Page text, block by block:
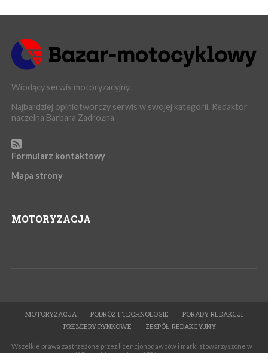
Wiodący serwis motoryzacyjny.
Najbardziej opiniotwórczy serwis w swojej kategorii. Redaktor
naczelna Barbara Zadrożna
Formularz kontaktowy
Mapa strony
MOTORYZACJA
MOTORYZACJA PODRÓŻ I TECHNOLOGIE
PORADY REDAKCJI
PREMIERY RYNKOWE
ZESPÓŁ REDAKCYJNY
Wszelkie prawa zastrzeżone przez licencjonodawców i marki stowarzyszone w